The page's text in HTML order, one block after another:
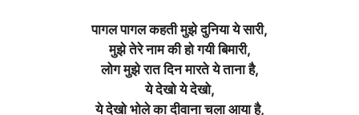
पागल पागल कहती मुझे दुनिया ये सारी,
मुझे तेरे नाम की हो गयी बिमारी,
लोग मुझे रात दिन मारते ये ताना है,
ये देखो ये देखो,
ये देखो भोले का दीवाना चला आया है,